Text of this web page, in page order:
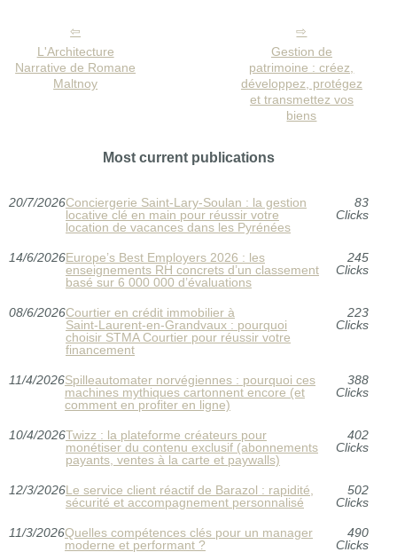
L'Architecture
Narrative de Romane
Maltnoy
Gestion de
patrimoine : créez,
développez, protégez
et transmettez vos
biens
Most current publications
20/7/2026Conciergerie Saint‑Lary‑Soulan : la gestion
locative clé en main pour réussir votre
location de vacances dans les Pyrénées
83
Clicks
14/6/2026Europe’s Best Employers 2026 : les
enseignements RH concrets d’un classement
basé sur 6 000 000 d’évaluations
245
Clicks
08/6/2026Courtier en crédit immobilier à
Saint‑Laurent‑en‑Grandvaux : pourquoi
choisir STMA Courtier pour réussir votre
financement
223
Clicks
11/4/2026Spilleautomater norvégiennes : pourquoi ces
machines mythiques cartonnent encore (et
comment en profiter en ligne)
388
Clicks
10/4/2026Twizz : la plateforme créateurs pour
monétiser du contenu exclusif (abonnements
payants, ventes à la carte et paywalls)
402
Clicks
12/3/2026Le service client réactif de Barazol : rapidité,
sécurité et accompagnement personnalisé
502
Clicks
11/3/2026Quelles compétences clés pour un manager
moderne et performant ?
490
Clicks